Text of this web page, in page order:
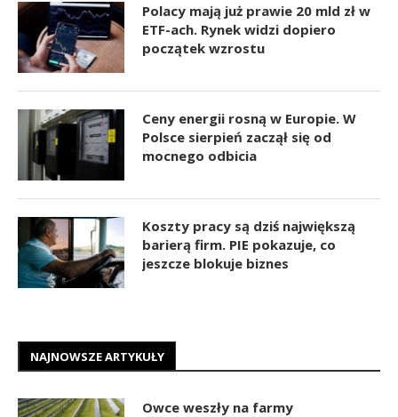
Polacy mają już prawie 20 mld zł w
ETF-ach. Rynek widzi dopiero
początek wzrostu
Ceny energii rosną w Europie. W
Polsce sierpień zaczął się od
mocnego odbicia
Koszty pracy są dziś największą
barierą firm. PIE pokazuje, co
jeszcze blokuje biznes
NAJNOWSZE ARTYKUŁY
Owce weszły na farmy